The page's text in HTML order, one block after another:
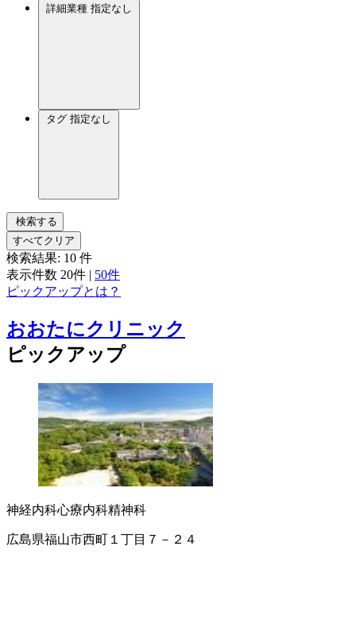
詳細業種 指定なし
タグ 指定なし
検索する
すべてクリア
検索結果: 10 件
表示件数 20件 | 50件
ピックアップとは？
おおたにクリニック
ピックアップ
神経内科心療内科精神科
広島県福山市西町１丁目７－２４